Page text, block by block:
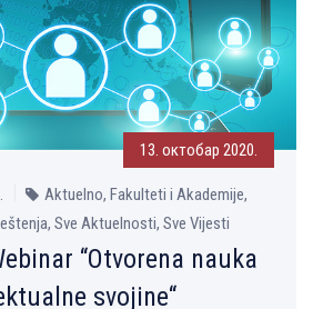
13. октобар 2020.
Aktuelno, Fakulteti i Akademije,
Sve Aktuelnosti, Sve Vijesti
“Otvorena nauka
svojine“